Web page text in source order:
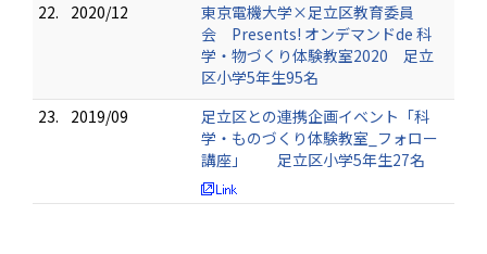
22. 2020/12
東京電機大学×足立区教育委員
会 Presents! オンデマンドde 科
学・物づくり体験教室2020 足立
区小学5年生95名
23.
2019/09
足立区との連携企画イベント「科
学・ものづくり体験教室_フォロー
講座」 足立区小学5年生27名